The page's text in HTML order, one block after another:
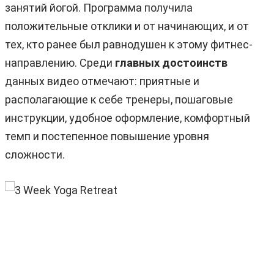
занятий йогой. Программа получила
положительные отклики и от начинающих, и от
тех, кто ранее был равнодушен к этому фитнес-
направлению. Среди главных достоинств
данных видео отмечают: приятные и
располагающие к себе тренеры, пошаговые
инструкции, удобное оформление, комфортный
темп и постепенное повышение уровня
сложности.